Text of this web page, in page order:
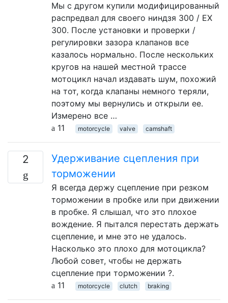
Мы с другом купили модифицированный
распредвал для своего ниндзя 300 / EX
300. После установки и проверки /
регулировки зазора клапанов все
казалось нормально. После нескольких
кругов на нашей местной трассе
мотоцикл начал издавать шум, похожий
на тот, когда клапаны немного теряли,
поэтому мы вернулись и открыли ее.
Измерено все …
11
motorcycle valve camshaft
2
Удерживание сцепления при
торможении
Я всегда держу сцепление при резком
торможении в пробке или при движении
в пробке. Я слышал, что это плохое
вождение. Я пытался перестать держать
сцепление, и мне это не удалось.
Насколько это плохо для мотоцикла?
Любой совет, чтобы не держать
сцепление при торможении ?.
11
motorcycle clutch braking